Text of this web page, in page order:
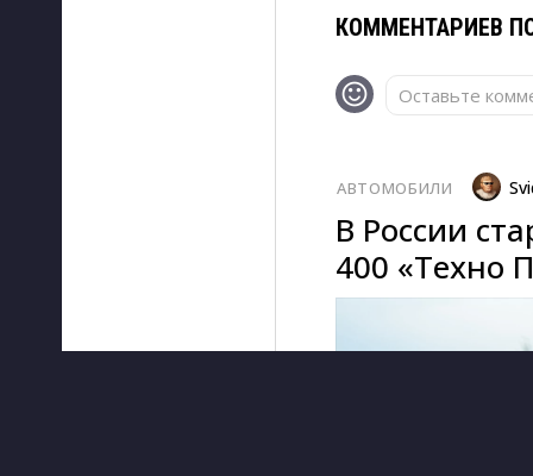
КОММЕНТАРИЕВ
Оставьте
АВТОМОБИЛИ
В России
400 «Техно